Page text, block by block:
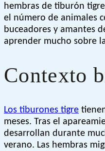
hembras de tiburón
el número de animales
buceadores y amantes
aprender mucho sobre
Contexto
Los tiburones tigre
meses. Tras el
desarrollan durante
verano. Las hembras